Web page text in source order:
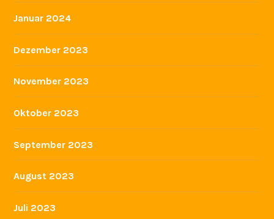
Januar 2024
Dezember 2023
November 2023
Oktober 2023
September 2023
August 2023
Juli 2023